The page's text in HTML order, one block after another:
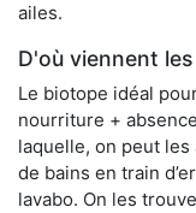
ailes.
D'où viennent
Le biotope idéal
nourriture +
laquelle, on peut
de bains en train
lavabo. On les